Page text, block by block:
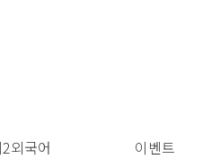
외국어 이벤트